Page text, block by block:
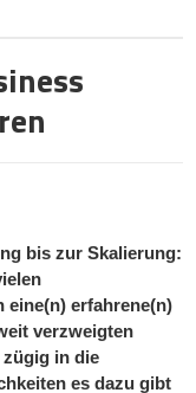
bis zur Skalierung:
eine(n) erfahrene(n)
verzweigten
in die
es dazu gibt